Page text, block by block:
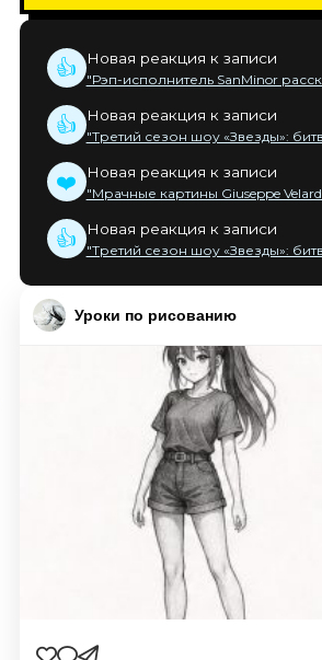
👍 Новая реакция к записи
"Рэп-исполнитель SanMinor
👍 Новая реакция к записи
"Третий сезон шоу «Звезды»:
❤️ Новая реакция к записи
"Мрачные картины Giuseppe
👍 Новая реакция к записи
"Третий сезон шоу «Звезды»:
Уроки по рисованию